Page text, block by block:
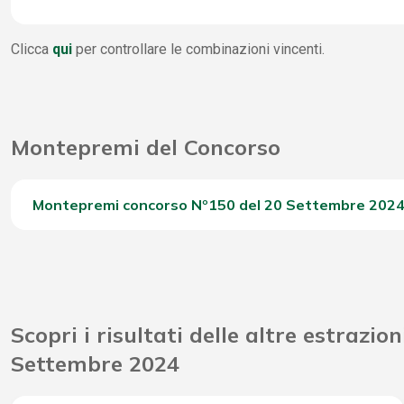
3 Stella
1 Stella
0 Stella
Clicca qui per controllare le combinazioni vincenti.
Montepremi del Concorso
Montepremi concorso Nº150 del 20 Settembre 2024
Attribuzione da D.D: 2011/49938/Giochi/Ena del 16/12/
Scopri i risultati delle altre
Settembre 2024